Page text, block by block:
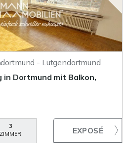
- Lütgendortmund
in Dortmund mit Balkon,
3
ZIMMER